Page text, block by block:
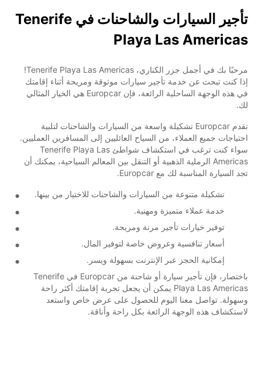
تأجير السيارات والشاحنات في Tenerife
Playa Las Americas
مرحبًا بك في أجمل جزر الكناري، Tenerife Playa Las Americas!
إذا كنت تبحث عن خدمة تأجير سيارات موثوقة ومريحة أثناء إقامتك
في هذه الوجهة الساحلية الرائعة، فإن Europcar هي الخيار المثالي
لك.
تقدم Europcar تشكيلة واسعة من السيارات والشاحنات لتلبية
احتياجات جميع العملاء، من السياح العائليين إلى المسافرين العمليين.
سواء كنت ترغب في استكشاف شواطئ Tenerife Playa Las
Americas الرملية الذهبية أو التنقل بين المعالم السياحية، يمكنك أن
تجد السيارة المناسبة لك مع Europcar.
تشكيلة متنوعة من السيارات والشاحنات للاختيار من بينها.
خدمة عملاء متميزة ومهنية.
توفير خيارات تأجير مرنة ومريحة.
أسعار تنافسية وعروض خاصة لتوفير المال.
إمكانية الحجز عبر الإنترنت بسهولة ويسر.
باختصار، فإن تأجير سيارة أو شاحنة من Europcar في Tenerife
Playa Las Americas يمكن أن يجعل تجربة إقامتك أكثر راحة
وسهولة. تواصل معنا اليوم للحصول على عرض خاص واستعد
لاستكشاف هذه الوجهة الرائعة بكل راحة وأناقة.